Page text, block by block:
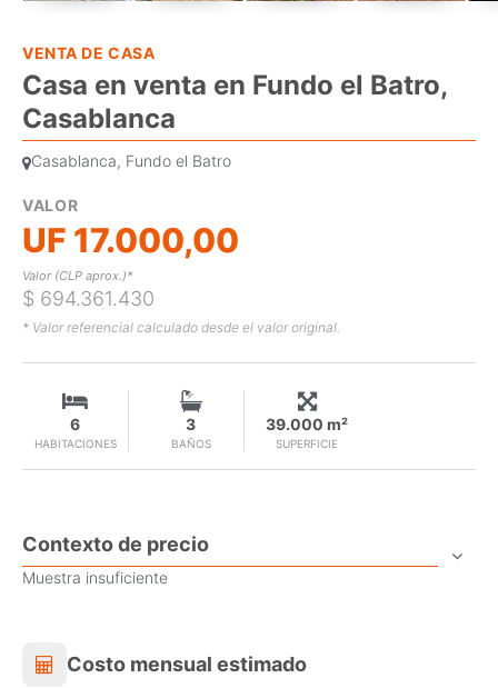
VENTA DE CASA
Casa en venta en Fundo el Batro,
Casablanca
Casablanca, Fundo el Batro
VALOR
UF 17.000,00
Valor (CLP aprox.)*
$ 694.361.430
* Valor referencial calculado desde el valor original.
HABITACIONES
6
BAÑOS
3
SUPERFICIE
39.000 m²
Contexto de precio
Muestra insuficiente
Costo mensual estimado
Costo mensual estimado